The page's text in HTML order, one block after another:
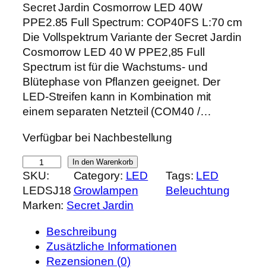
r
s
p
r
ü
n
g
l
c
h
e
r
P
e
i
s
k
t
u
e
l
l
e
r
r
e
i
s
t
:
5
Secret Jardin Cosmorrow LED 40W
PPE2.85 Full Spectrum: COP40FS L:70 cm
Die Vollspektrum Variante der Secret Jardin
Cosmorrow LED 40 W PPE2,85 Full
Spectrum ist für die Wachstums- und
Blütephase von Pflanzen geeignet. Der
LED-Streifen kann in Kombination mit
einem separaten Netzteil (COM40 /…
Verfügbar bei Nachbestellung
e
c
r
In den Warenkorb
SKU:
LEDSJ18
Category: LED
Growlampen
Tags: LED
Beleuchtung
Marken: Secret Jardin
Beschreibung
Zusätzliche Informationen
Rezensionen (0)